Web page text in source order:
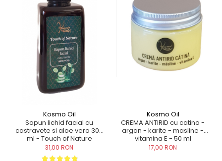
Kosmo Oil
Sapun lichid facial cu
castravete si aloe vera 300
ml - Touch of Nature
31,00 RON
Kosmo Oil
CREMA ANTIRID cu catina -
argan - karite - masline -
vitamina E - 50 ml
17,00 RON